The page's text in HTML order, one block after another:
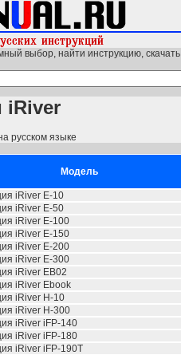
выбор, найти инструкцию, скачать
iRiver
русском языке
Модель
iRiver E-10
iRiver E-50
iRiver E-100
iRiver E-150
iRiver E-200
iRiver E-300
iRiver EB02
iRiver Ebook
iRiver H-10
iRiver H-300
iRiver iFP-140
iRiver iFP-180
iRiver iFP-190T